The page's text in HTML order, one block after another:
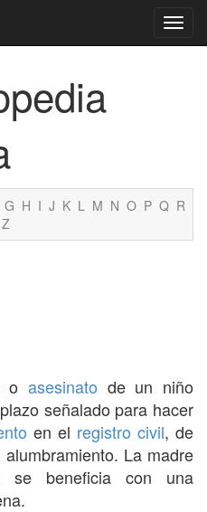
G H I J K L M N O P Q R
Z
o asesinato de un niño
señalado para hacer
en el registro civil, de
La madre
se beneficia con una